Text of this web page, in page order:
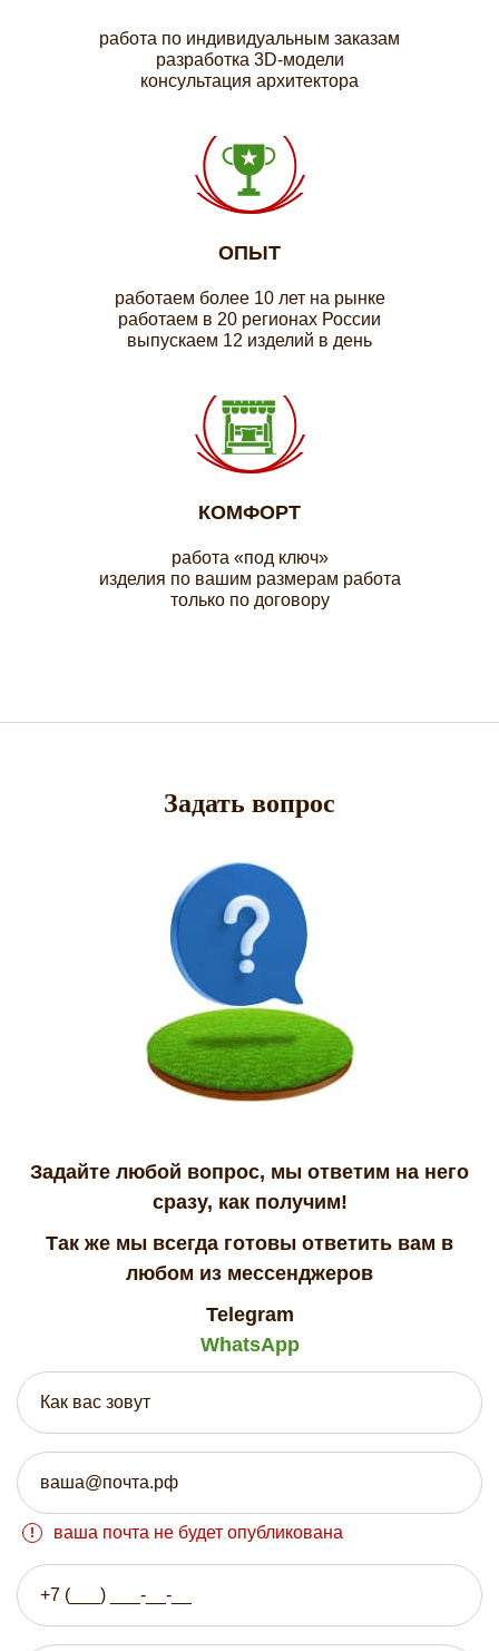
работа по индивидуальным заказам
разработка 3D-модели
консультация архитектора
ОПЫТ
работаем более 10 лет на рынке
работаем в 20 регионах России
выпускаем 12 изделий в день
КОМФОРТ
работа «под ключ»
изделия по вашим размерам работа
только по договору
Задать вопрос
Задайте любой вопрос, мы ответим на него
сразу, как получим!
Так же мы всегда готовы ответить вам в
любом из мессенджеров
Telegram
WhatsApp
ваша почта не будет опубликована